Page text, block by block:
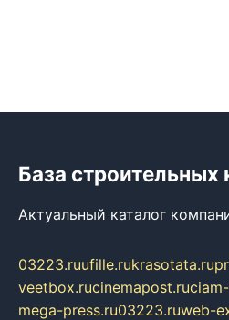
База строительных
Актуальный каталог
03223.ruufille.rukrasotata.ru
veetbox.rucinemapost.ru
mega-press.ru03223.ruweb-